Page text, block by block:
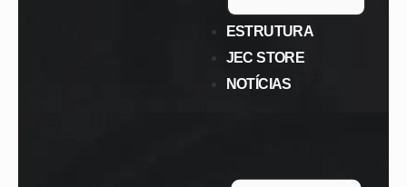
ESTRUTURA
JEC STORE
NOTÍCIAS